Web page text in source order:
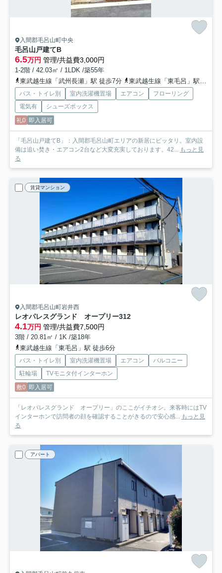
入間郡毛呂山町中央
毛呂山戸建てB
6.5万円 管理/共益費3,000円
1-2階 / 42.03㎡ / 1LDK /築55年
東武越生線「武州長瀬」駅 徒歩7分
東武越生線「東毛呂」駅 徒歩13分
バス・トイレ別 室内洗濯機置場 エアコン
フローリング
電気有
シューズボックス
礼0 即入居可
「毛呂山戸建てB」：入間郡毛呂山町エリアの新居にピッタリ。室内設
備は追い焚き・エアコン2台など大変充実しております。42... もっと見
る
賃貸マンション
入間郡毛呂山町岩井西
レオパレスグランド オープリー312
4.1万円 管理/共益費7,500円
3階 / 20.81㎡ / 1K /築18年
東武越生線「東毛呂」駅 徒歩6分
バス・トイレ別 室内洗濯機置場 エアコン
バルコニー
駐輪場
TVモニタ付インターホン
敷0 即入居可
「レオパレスグランド オープリー」のここがイチオシ。来客時にはTV
インターホンで訪問者の顔を確認することがきるので安心感... もっと見
る
アパート